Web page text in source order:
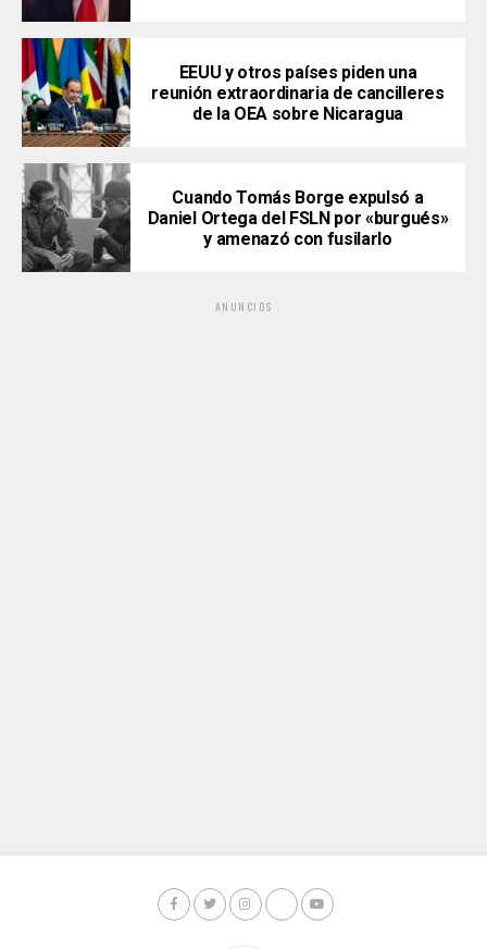
EEUU y otros países piden una
reunión extraordinaria de cancilleres
de la OEA sobre Nicaragua
Cuando Tomás Borge expulsó a
Daniel Ortega del FSLN por «burgués»
y amenazó con fusilarlo
ANUNCIOS